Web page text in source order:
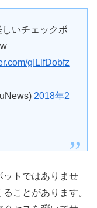
しいチェックボ
gILlfDobfz
2018年2
ットではありませ
ことがあります。